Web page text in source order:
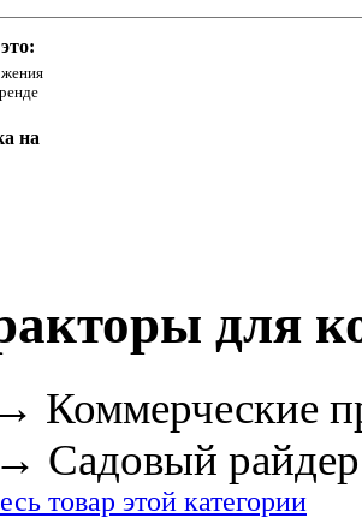
на
для
→ Коммерческие
→ Садовый райдер
товар этой категории